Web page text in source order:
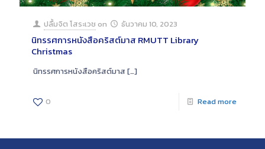
ปลื้มจิต โสระเวช on ธันวาคม 10, 2023
นิทรรศการหนังสือคริสต์มาส RMUTT Library
Christmas
นิทรรศการหนังสือคริสต์มาส […]
0 Read more